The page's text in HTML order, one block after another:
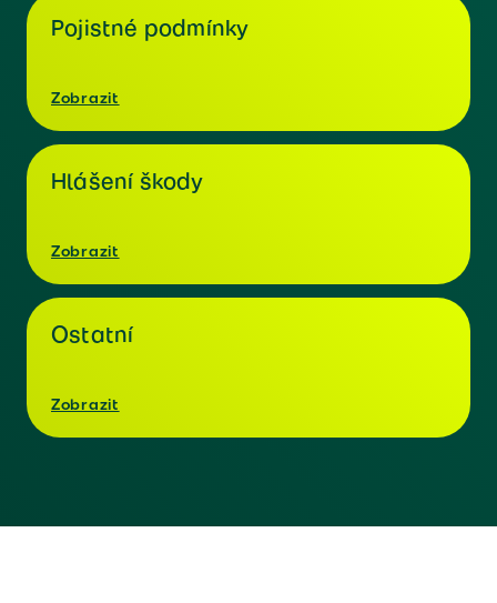
Pojistné podmínky
Zobrazit
Hlášení škody
Zobrazit
Ostatní
Zobrazit